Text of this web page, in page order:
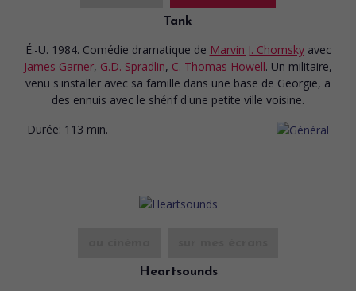
Tank
É.-U. 1984. Comédie dramatique de Marvin J. Chomsky avec
James Garner, G.D. Spradlin, C. Thomas Howell. Un militaire,
venu s'installer avec sa famille dans une base de Georgie, a
des ennuis avec le shérif d'une petite ville voisine.
Durée: 113 min.
Heartsounds